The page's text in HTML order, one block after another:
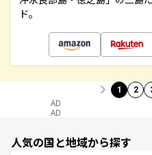
ド。
1 2
AD
AD
人気の国と地域から探す